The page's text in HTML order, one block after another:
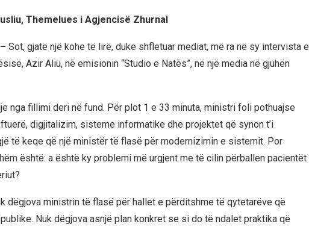
Themelues i Agjencisë Zhurnal
Sot, gjatë një kohe të lirë, duke shfletuar mediat, më ra në sy intervista e
Azir Aliu, në emisionin “Studio e Natës”, në një media në gjuhën
nga fillimi deri në fund. Për plot 1 e 33 minuta, ministri foli pothuajse
digjitalizim, sisteme informatike dhe projektet që synon t’i
të keqe që një ministër të flasë për modernizimin e sistemit. Por
është: a është ky problemi më urgjent me të cilin përballen pacientët
dëgjova ministrin të flasë për hallet e përditshme të qytetarëve që
Nuk dëgjova asnjë plan konkret se si do të ndalet praktika që